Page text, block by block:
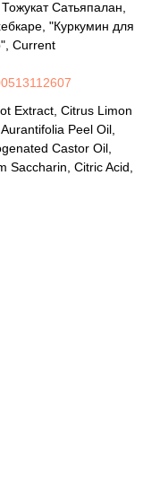
Сатьяпалан,
"Куркумин для
Current
Extract, Citrus Limon
Peel Oil,
Castor Oil,
Saccharin, Citric Acid,